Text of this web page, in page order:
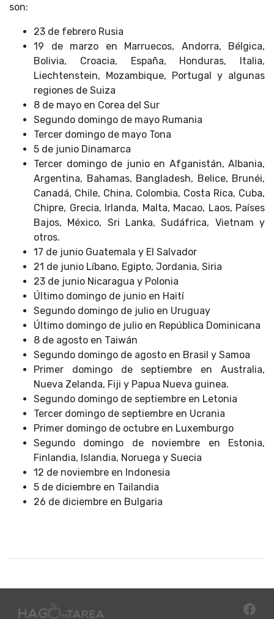
son:
23 de febrero Rusia
19 de marzo en Marruecos, Andorra, Bélgica,
Bolivia, Croacia, España, Honduras, Italia,
Liechtenstein, Mozambique, Portugal y algunas
regiones de Suiza
8 de mayo en Corea del Sur
Segundo domingo de mayo Rumania
Tercer domingo de mayo Tona
5 de junio Dinamarca
Tercer domingo de junio en Afganistán, Albania,
Argentina, Bahamas, Bangladesh, Belice, Brunéi,
Canadá, Chile, China, Colombia, Costa Rica, Cuba,
Chipre, Grecia, Irlanda, Malta, Macao, Laos, Países
Bajos, México, Sri Lanka, Sudáfrica, Vietnam y
otros.
17 de junio Guatemala y El Salvador
21 de junio Líbano, Egipto, Jordania, Siria
23 de junio Nicaragua y Polonia
Último domingo de junio en Haití
Segundo domingo de julio en Uruguay
Último domingo de julio en República Dominicana
8 de agosto en Taiwán
Segundo domingo de agosto en Brasil y Samoa
Primer domingo de septiembre en Australia,
Nueva Zelanda, Fiji y Papua Nueva guinea.
Segundo domingo de septiembre en Letonia
Tercer domingo de septiembre en Ucrania
Primer domingo de octubre en Luxemburgo
Segundo domingo de noviembre en Estonia,
Finlandia, Islandia, Noruega y Suecia
12 de noviembre en Indonesia
5 de diciembre en Tailandia
26 de diciembre en Bulgaria